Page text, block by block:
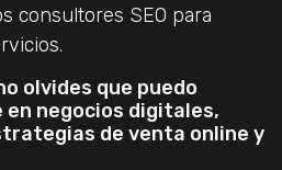
consultores SEO para
olvides que puedo
negocios digitales,
de venta online y